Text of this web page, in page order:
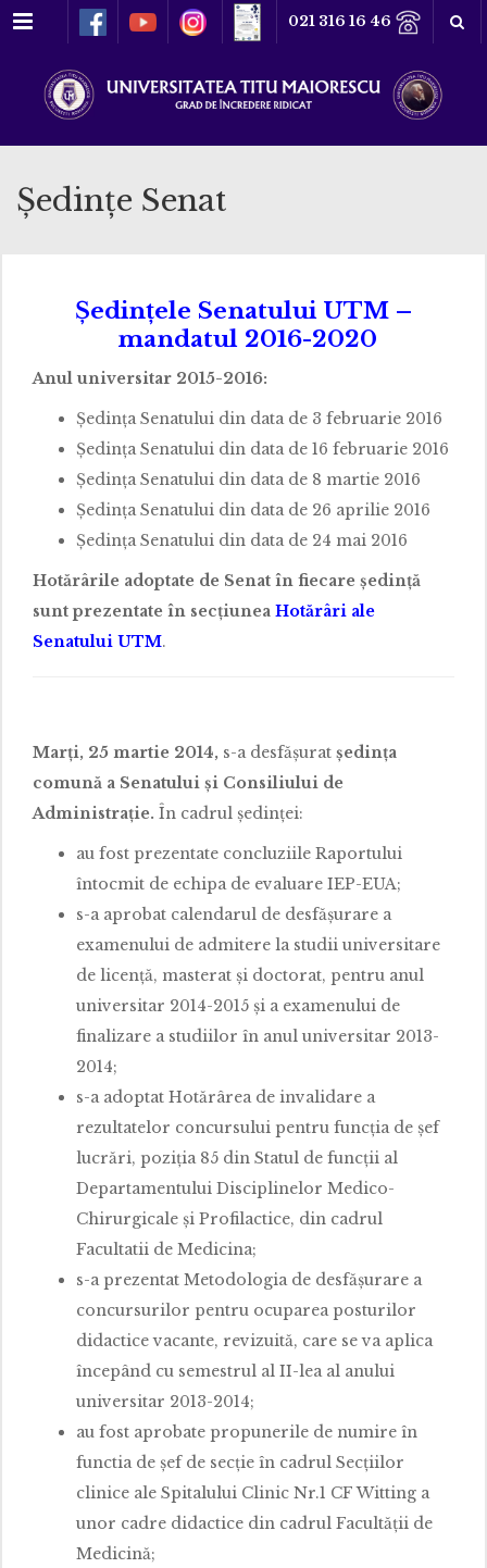
Meniu 021 316 16 46
Ședințe Senat
Ședințele Senatului UTM –
mandatul 2016-2020
Anul universitar 2015-2016:
Ședința Senatului din data de 3 februarie 2016
Ședința Senatului din data de 16 februarie 2016
Ședința Senatului din data de 8 martie 2016
Ședința Senatului din data de 26 aprilie 2016
Ședința Senatului din data de 24 mai 2016
Hotărârile adoptate de Senat în fiecare ședință
sunt prezentate în secțiunea Hotărâri ale
Senatului UTM.
Marți, 25 martie 2014, s-a desfăşurat şedinţa
comună a Senatului şi Consiliului de
Administraţie. În cadrul şedinţei:
au fost prezentate concluziile Raportului
întocmit de echipa de evaluare IEP-EUA;
s-a aprobat calendarul de desfăşurare a
examenului de admitere la studii universitare
de licenţă, masterat şi doctorat, pentru anul
universitar 2014-2015 şi a examenului de
finalizare a studiilor în anul universitar 2013-
2014;
s-a adoptat Hotărârea de invalidare a
rezultatelor concursului pentru funcția de șef
lucrări, poziția 85 din Statul de funcții al
Departamentului Disciplinelor Medico-
Chirurgicale și Profilactice, din cadrul
Facultatii de Medicina;
s-a prezentat Metodologia de desfăşurare a
concursurilor pentru ocuparea posturilor
didactice vacante, revizuită, care se va aplica
începând cu semestrul al II-lea al anului
universitar 2013-2014;
au fost aprobate propunerile de numire în
functia de şef de secție în cadrul Secţiilor
clinice ale Spitalului Clinic Nr.1 CF Witting a
unor cadre didactice din cadrul Facultăţii de
Medicină;